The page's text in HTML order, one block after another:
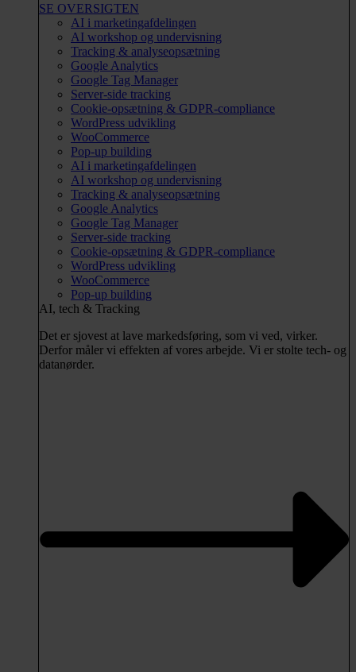
SE OVERSIGTEN
AI i marketingafdelingen
AI workshop og undervisning
Tracking & analyseopsætning
Google Analytics
Google Tag Manager
Server-side tracking
Cookie-opsætning & GDPR-compliance
WordPress udvikling
WooCommerce
Pop-up building
AI i marketingafdelingen
AI workshop og undervisning
Tracking & analyseopsætning
Google Analytics
Google Tag Manager
Server-side tracking
Cookie-opsætning & GDPR-compliance
WordPress udvikling
WooCommerce
Pop-up building
AI, tech & Tracking
Det er sjovest at lave markedsføring, som vi ved, virker.
Derfor måler vi effekten af vores arbejde. Vi er stolte tech- og
datanørder.